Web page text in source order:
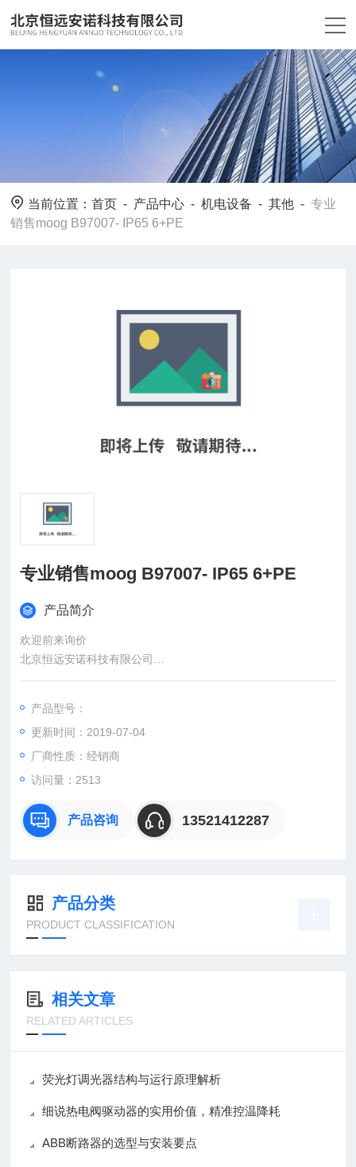
当前位置：首页 - 产品中心 -机电设备 -其他 -专业
销售moog B97007- IP65 6+PE
专业销售moog B97007- IP65 6+PE
产品简介
欢迎前来询价
北京恒远安诺科技有限公司
：
：曹
：
直销德国欧洲机电工控设备配件
国及欧洲生产的各类工控机电设备、仪器仪表、零配件，保证*。
公司
产品型号：
更新时间：2019-07-04
厂商性质：经销商
访问量：2513
产品咨询 13521412287
产品分类
PRODUCT CLASSIFICATION
相关文章
RELATED ARTICLES
荧光灯调光器结构与运行原理解析
细说热电阀驱动器的实用价值，精准控温降耗
ABB断路器的选型与安装要点